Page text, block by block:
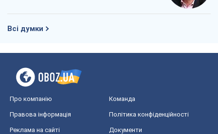
Всі думки
Про компанію Команда
Правова інформація Політика конфіденційності
Реклама на сайті Документи